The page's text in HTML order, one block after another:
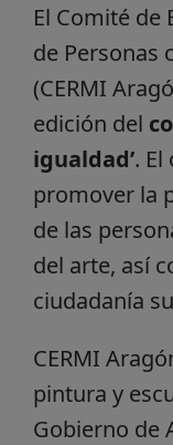
El Comité de
de Personas
(CERMI
edición del
igualdad’.
promover la
de las
del arte, así
ciudadanía
CERMI
pintura y
Gobierno de